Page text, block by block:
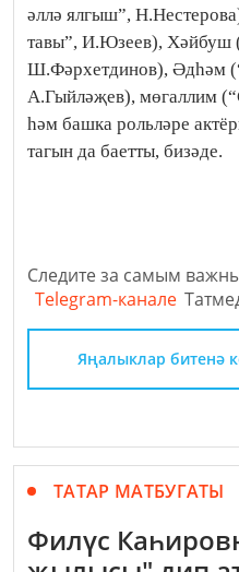
әллә ялгыш”,
тавы”, И.Юзеев), Хәйбуш
Ш.Фәрхетдинов), Әдһәм
А.Гыйләҗев), мөгаллим
һәм башка рольләре
тагын да баетты, бизәде.
Следите за самым
Telegram-канале
Яңалыклар битенә
ТАТАР МАТБУГАТЫ
Филүс